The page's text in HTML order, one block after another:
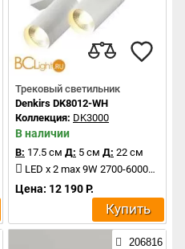
Трековый светильник
Denkirs DK8012-WH
Коллекция: DK3000
В наличии
В: 17.5 см Д: 5 см Д: 22 см
LED x 2 max 9W 2700-6000K 770Lm
Цена: 12 190 Р.
Купить
206816